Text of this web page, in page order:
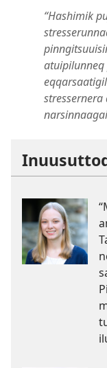
“Hashimik
atuipilunneq